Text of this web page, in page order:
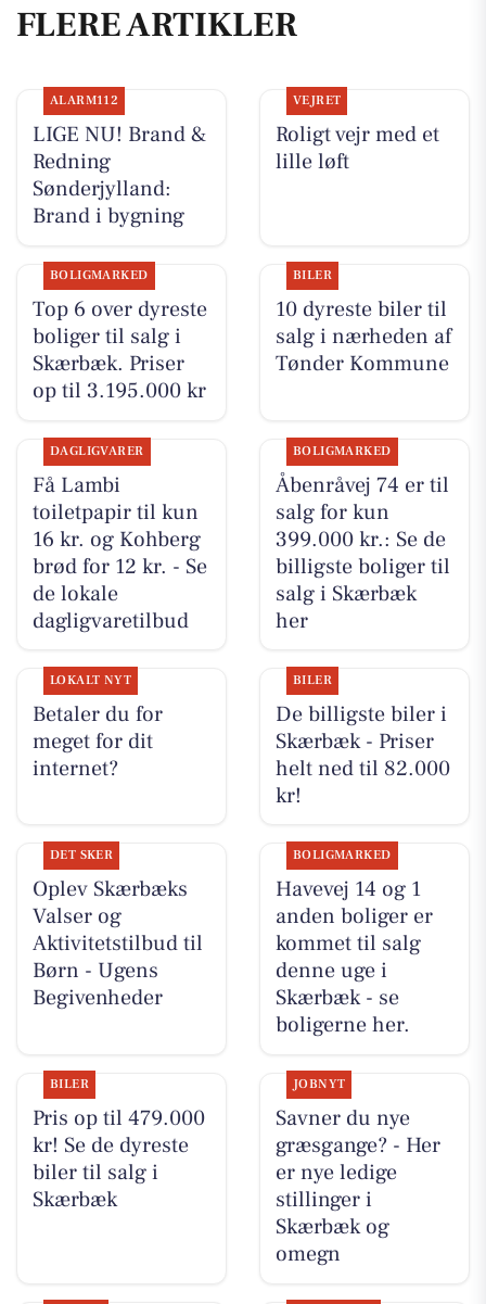
FLERE ARTIKLER
ALARM112
LIGE NU! Brand &
Redning
Sønderjylland:
Brand i bygning
VEJRET
Roligt vejr med et
lille løft
BOLIGMARKED
Top 6 over dyreste
boliger til salg i
Skærbæk. Priser
op til 3.195.000 kr
BILER
10 dyreste biler til
salg i nærheden af
Tønder Kommune
DAGLIGVARER
Få Lambi
toiletpapir til kun
16 kr. og Kohberg
brød for 12 kr. - Se
de lokale
dagligvaretilbud
BOLIGMARKED
Åbenråvej 74 er til
salg for kun
399.000 kr.: Se de
billigste boliger til
salg i Skærbæk
her
LOKALT NYT
Betaler du for
meget for dit
internet?
BILER
De billigste biler i
Skærbæk - Priser
helt ned til 82.000
kr!
DET SKER
Oplev Skærbæks
Valser og
Aktivitetstilbud til
Børn - Ugens
Begivenheder
BOLIGMARKED
Havevej 14 og 1
anden boliger er
kommet til salg
denne uge i
Skærbæk - se
boligerne her.
BILER
Pris op til 479.000
kr! Se de dyreste
biler til salg i
Skærbæk
JOBNYT
Savner du nye
græsgange? - Her
er nye ledige
stillinger i
Skærbæk og
omegn